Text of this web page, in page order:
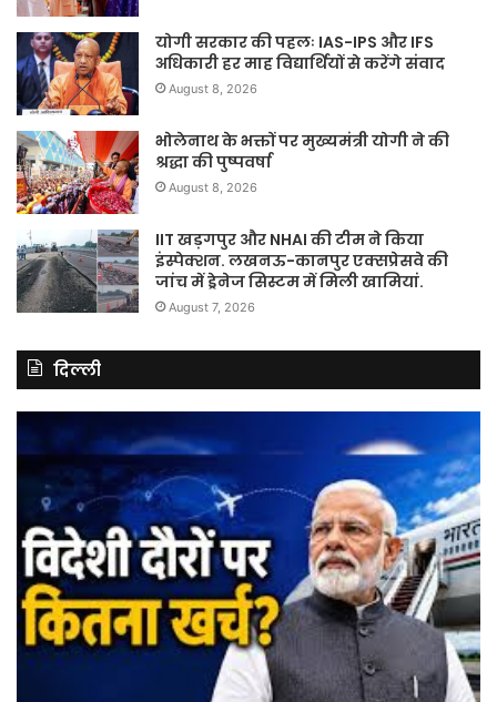
योगी सरकार की पहलः IAS-IPS और IFS
अधिकारी हर माह विद्यार्थियों से करेंगे संवाद
August 8, 2026
भोलेनाथ के भक्तों पर मुख्यमंत्री योगी ने की
श्रद्धा की पुष्पवर्षा
August 8, 2026
IIT खड़गपुर और NHAI की टीम ने किया
इंस्पेक्शन. लखनऊ-कानपुर एक्सप्रेसवे की
जांच में ड्रेनेज सिस्टम में मिली खामियां.
August 7, 2026
दिल्ली